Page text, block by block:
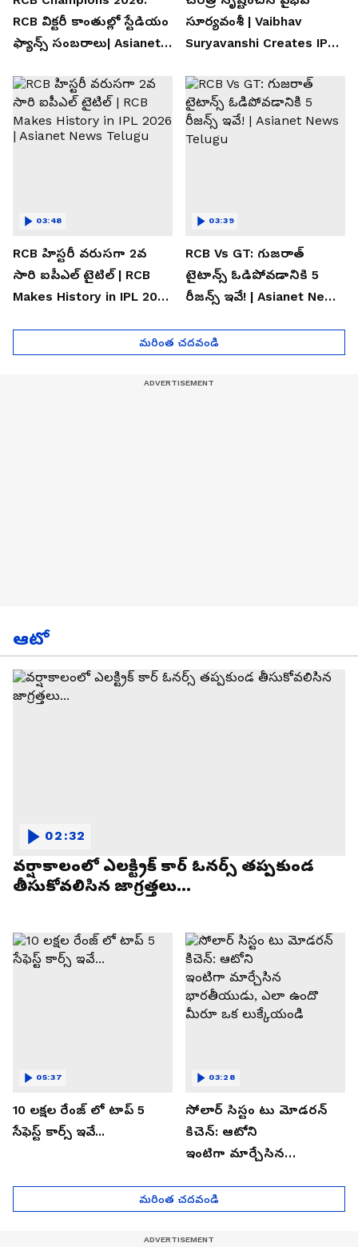
RCB విక్టరీ కాంతుల్లో స్టేడియం
ఫ్యాన్స్ సంబరాలు| Asianet
సూర్యవంశీ | Vaibhav
Suryavanshi Creates IPL
Telugu
RCB హిస్టరీ వరుసగా 2వ
సారి ఐపీఎల్ టైటిల్ | RCB
Makes History in IPL 2026
03:48
RCB Vs GT: గుజరాత్
టైటాన్స్ ఓడిపోవడానికి 5
రీజన్స్ ఇవే! | Asianet News
03:39
మరింత చదవండి
ఆటో
వర్షాకాలంలో ఎలక్ట్రిక్ కార్ ఓనర్స్ తప్పకుండ
తీసుకోవలిసిన జాగ్రత్తలు...
02:32
10 లక్షల రేంజ్ లో టాప్ 5
సేఫెస్ట్ కార్స్ ఇవే...
05:37
సోలార్ సిస్టం టు మోడరన్
కిచెన్: ఆటోని
ఇంటిగా మార్చేసిన
మీరూ ఒక లుక్కేయండి
03:28
మరింత చదవండి